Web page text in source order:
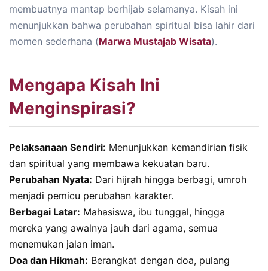
membuatnya mantap berhijab selamanya. Kisah ini
menunjukkan bahwa perubahan spiritual bisa lahir dari
momen sederhana (Marwa Mustajab Wisata).
Mengapa Kisah Ini
Menginspirasi?
Pelaksanaan Sendiri: Menunjukkan kemandirian fisik
dan spiritual yang membawa kekuatan baru.
Perubahan Nyata: Dari hijrah hingga berbagi, umroh
menjadi pemicu perubahan karakter.
Berbagai Latar: Mahasiswa, ibu tunggal, hingga
mereka yang awalnya jauh dari agama, semua
menemukan jalan iman.
Doa dan Hikmah: Berangkat dengan doa, pulang